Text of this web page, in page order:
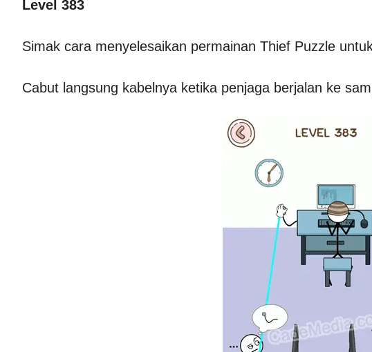
Level 383
Simak cara menyelesaikan permainan Thief Puzzle
Cabut langsung kabelnya ketika penjaga berjalan ke